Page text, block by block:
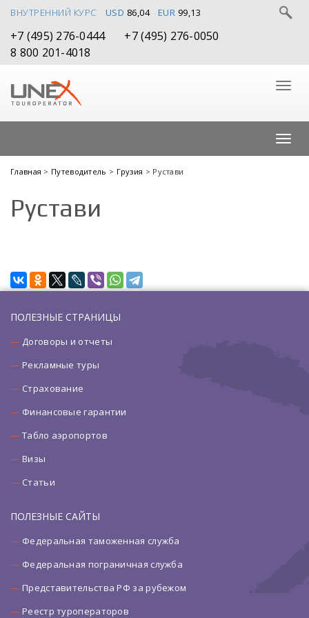
ВНУТРЕННИЙ КУРС USD 86,04 EUR 99,13
+7 (495) 276-0444
+7 (495) 276-0050
8 800 201-4018
Главная > Путеводитель > Грузия > Рустави
Рустави
ПОЛЕЗНЫЕ СТРАНИЦЫ
Договоры и отчеты
Рекламные туры
Страхование
Финансовые гарантии
Табло аэропортов
Визы
Статьи
ПОЛЕЗНЫЕ САЙТЫ
Федеральная таможенная служба
Федеральная пограничная служба
Представительства РФ за рубежом
Реестр туроператоров